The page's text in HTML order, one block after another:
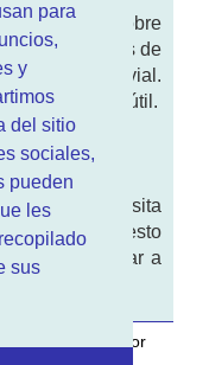
para
y
del sitio
sociales,
pueden
les
sus
contamos sobre
noticias de
seguridad vial.
DGT útil.
la pagina, visita
tienes nuesto
engañar a
por